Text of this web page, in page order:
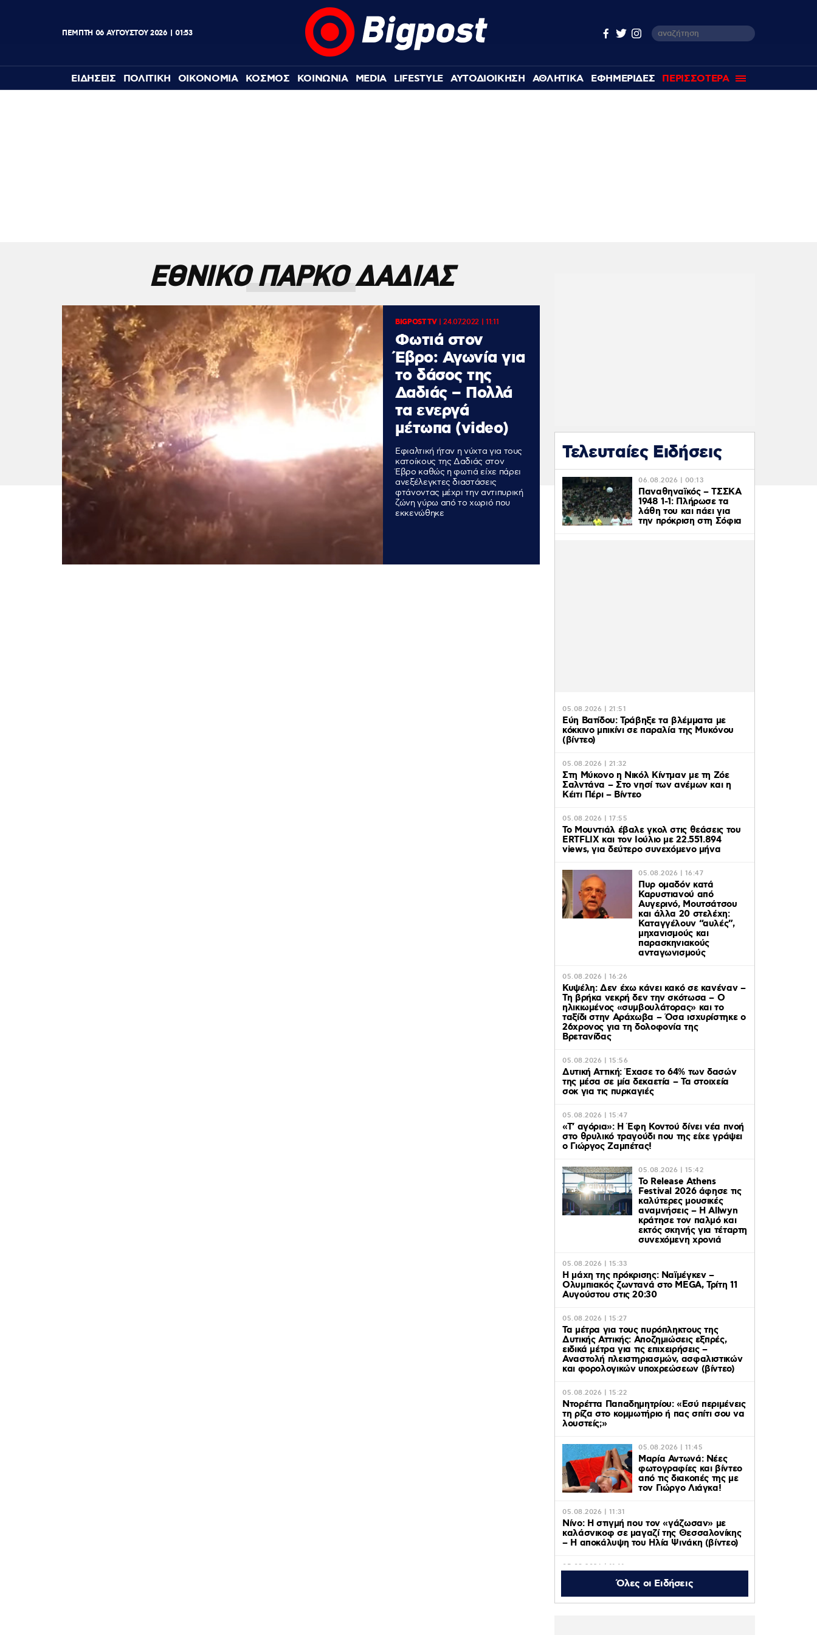
ΠΕΜΠΤΗ 06 ΑΥΓΟΥΣΤΟΥ 2026 01:54
ΕΙΔΗΣΕΙΣ ΠΟΛΙΤΙΚΗ ΟΙΚΟΝΟΜΙΑ ΚΟΣΜΟΣ ΚΟΙΝΩΝΙΑ MEDIA LIFESTYLE ΑΥΤΟΔΙΟΙΚΗΣΗ ΑΘΛΗΤΙΚΑ ΕΦΗΜΕΡΙΔΕΣ ΠΕΡΙΣΣΟΤΕΡΑ
ΕΘΝΙΚΟ ΠΑΡΚΟ ΔΑΔΙΑΣ
BIGPOST TV|24.07.2022 | 11:11
Φωτιά στον
Έβρο: Αγωνία για
το δάσος της
Δαδιάς – Πολλά
τα ενεργά
μέτωπα (video)
Εφιαλτική ήταν η νύχτα για τους
κατοίκους της Δαδιάς στον
Έβρο καθώς η φωτιά είχε πάρει
ανεξέλεγκτες διαστάσεις
φτάνοντας μέχρι την αντιπυρική
ζώνη γύρω από το χωριό που
εκκενώθηκε
Τελευταίες Ειδήσεις
06.08.2026 | 00:13
Παναθηναϊκός – ΤΣΣΚΑ
1948 1-1: Πλήρωσε τα
λάθη του και πάει για
την πρόκριση στη Σόφια
05.08.2026 | 21:51
Εύη Βατίδου: Τράβηξε τα βλέμματα με
κόκκινο μπικίνι σε παραλία της Μυκόνου
(βίντεο)
05.08.2026 | 21:32
Στη Μύκονο η Νικόλ Κίντμαν με τη Ζόε
Σαλντάνα – Στο νησί των ανέμων και η
Κέιτι Πέρι – Βίντεο
05.08.2026 | 17:55
Το Μουντιάλ έβαλε γκολ στις θεάσεις του
ERTFLIX και τον Ιούλιο με 22.551.894
views, για δεύτερο συνεχόμενο μήνα
05.08.2026 | 16:47
Πυρ ομαδόν κατά
Καρυστιανού από
Αυγερινό, Μουτσάτσου
και άλλα 20 στελέχη:
Καταγγέλουν “αυλές”,
μηχανισμούς και
παρασκηνιακούς
ανταγωνισμούς
05.08.2026 | 16:26
Κυψέλη: Δεν έχω κάνει κακό σε κανέναν –
Τη βρήκα νεκρή δεν την σκότωσα – Ο
ηλικιωμένος «συμβουλάτορας» και το
ταξίδι στην Αράχωβα – Όσα ισχυρίστηκε ο
26χρονος για τη δολοφονία της
Βρετανίδας
05.08.2026 | 15:56
Δυτική Αττική: Έχασε το 64% των δασών
της μέσα σε μία δεκαετία – Τα στοιχεία
σοκ για τις πυρκαγιές
05.08.2026 | 15:47
«Τ’ αγόρια»: Η Έφη Κοντού δίνει νέα πνοή
στο θρυλικό τραγούδι που της είχε γράψει
ο Γιώργος Ζαμπέτας!
05.08.2026 | 15:42
Το Release Athens
Festival 2026 άφησε τις
καλύτερες μουσικές
αναμνήσεις – Η Allwyn
κράτησε τον παλμό και
εκτός σκηνής για τέταρτη
συνεχόμενη χρονιά
05.08.2026 | 15:33
Η μάχη της πρόκρισης: Ναϊμέγκεν –
Ολυμπιακός ζωντανά στο MEGA, Τρίτη 11
Αυγούστου στις 20:30
05.08.2026 | 15:27
Τα μέτρα για τους πυρόπληκτους της
Δυτικής Αττικής: Αποζημιώσεις εξπρές,
ειδικά μέτρα για τις επιχειρήσεις –
Αναστολή πλειστηριασμών, ασφαλιστικών
και φορολογικών υποχρεώσεων (βίντεο)
05.08.2026 | 15:22
Ντορέττα Παπαδημητρίου: «Εσύ περιμένεις
τη ρίζα στο κομμωτήριο ή πας σπίτι σου να
λουστείς;»
05.08.2026 | 11:45
Μαρία Αντωνά: Νέες
φωτογραφίες και βίντεο
από τις διακοπές της με
τον Γιώργο Λιάγκα!
05.08.2026 | 11:31
Νίνο: Η στιγμή που τον «γάζωσαν» με
καλάσνικοφ σε μαγαζί της Θεσσαλονίκης
– Η αποκάλυψη του Ηλία Ψινάκη (βίντεο)
05.08.2026 | 11:11
Axios: ΗΠΑ, Ιράν και Ομάν κοντά σε
συμφωνία για το άνοιγμα των Στενών του
Ορμούζ – Οι όροι
Όλες οι Ειδήσεις